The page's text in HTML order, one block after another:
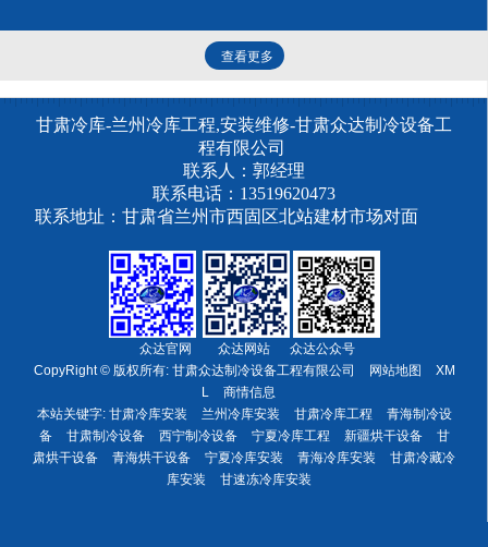
查看更多
甘肃冷库-兰州冷库工程,安装维修-甘肃众达制冷设备工
程有限公司
联系人：郭经理
联系电话：13519620473
联系地址：甘肃省兰州市西固区北站建材市场对面
众达官网 众达网站 众达公众号
CopyRight © 版权所有: 甘肃众达制冷设备工程有限公司 网站地图
XM
L
商情信息
本站关键字: 甘肃冷库安装 兰州冷库安装 甘肃冷库工程
青海制冷设
备
甘肃制冷设备 西宁制冷设备 宁夏冷库工程 新疆烘干设备
甘
肃烘干设备
青海烘干设备 宁夏冷库安装 青海冷库安装
甘肃冷藏冷
库安装
甘速冻冷库安装